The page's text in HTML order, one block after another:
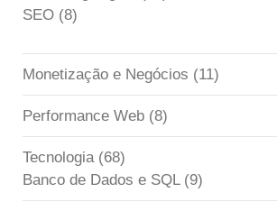
SEO (8)
Monetização e Negócios (11)
Performance Web (8)
Tecnologia(68)
Banco de Dados e SQL(9)